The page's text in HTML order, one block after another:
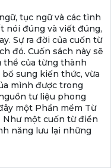
tục ngữ và các tình
nói đúng và viết đúng,
Sự ra đời của cuốn từ
đó. Cuốn sách này sẽ
thể của từng thành
sung kiến thức, vừa
mình được trong
tư liệu phong
một Phần mềm Từ
Như một cuốn từ điển
năng lưu lại những